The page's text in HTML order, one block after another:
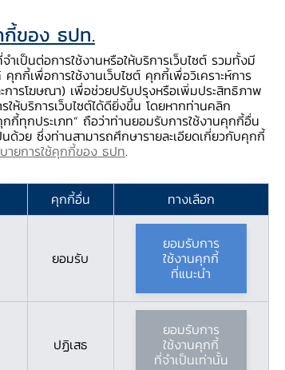
ธปท. นวัตกรรมภาคการเงิน สตางค์ Story
า ช่วยเหลือ / ร้องเรียน EN
กี้ของ ธปท.
เป็นต่อการใช้งานหรือให้บริการเว็บไซต์ รวมทั้งมี
กกี้เพื่อการใช้งานเว็บไซต์ คุกกี้เพื่อวิเคราะห์การ
ะการโฆษณา) เพื่อช่วยปรับปรุงหรือเพิ่มประสิทธิภาพ
ให้บริการเว็บไซต์ได้ดียิ่งขึ้น โดยหากท่านคลิก
กกี้ทุกประเภท” ถือว่าท่านยอมรับการใช้งานคุกกี้อื่น
ด้วย ซึ่งท่านสามารถศึกษารายละเอียดเกี่ยวกับคุกกี้
ายการใช้คุกกี้ของ ธปท.
คุกกี้อื่น ทางเลือก
ยอมรับ
ยอมรับการ
ใช้งานคุกกี้
ที่แนะนำ
ปฏิเสธ
ยอมรับการ
ใช้งานคุกกี้
ที่จำเป็นเท่านั้น